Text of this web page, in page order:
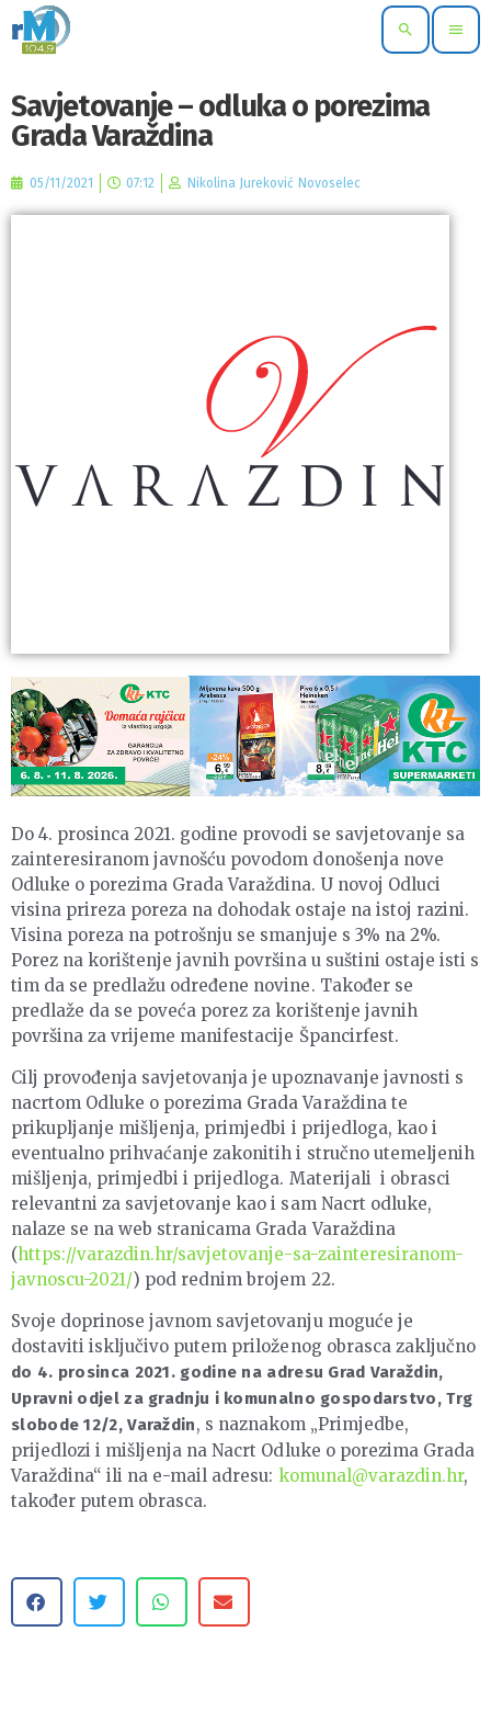
search menu
Savjetovanje – odluka o porezima
Grada Varaždina
05/11/2021 07:12 Nikolina Jureković Novoselec
Do 4. prosinca 2021. godine provodi se savjetovanje sa
zainteresiranom javnošću povodom donošenja nove
Odluke o porezima Grada Varaždina. U novoj Odluci
visina prireza poreza na dohodak ostaje na istoj razini.
Visina poreza na potrošnju se smanjuje s 3% na 2%.
Porez na korištenje javnih površina u suštini ostaje isti s
tim da se predlažu određene novine. Također se
predlaže da se poveća porez za korištenje javnih
površina za vrijeme manifestacije Špancirfest.
Cilj provođenja savjetovanja je upoznavanje javnosti s
nacrtom Odluke o porezima Grada Varaždina te
prikupljanje mišljenja, primjedbi i prijedloga, kao i
eventualno prihvaćanje zakonitih i stručno utemeljenih
mišljenja, primjedbi i prijedloga. Materijali i obrasci
relevantni za savjetovanje kao i sam Nacrt odluke,
nalaze se na web stranicama Grada Varaždina
(https://varazdin.hr/savjetovanje-sa-zainteresiranom-
javnoscu-2021/) pod rednim brojem 22.
Svoje doprinose javnom savjetovanju moguće je
dostaviti isključivo putem priloženog obrasca zaključno
do 4. prosinca 2021. godine na adresu Grad Varaždin,
Upravni odjel za gradnju i komunalno gospodarstvo, Trg
slobode 12/2, Varaždin, s naznakom „Primjedbe,
prijedlozi i mišljenja na Nacrt Odluke o porezima Grada
Varaždina“ ili na e-mail adresu: komunal@varazdin.hr,
također putem obrasca.